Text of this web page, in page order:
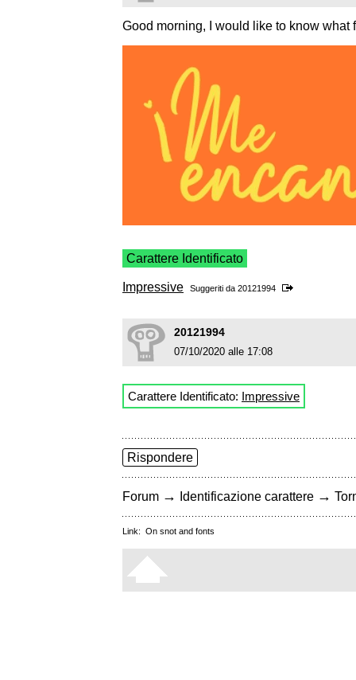
Good morning, I would like to know
Carattere Identificato
Impressive Suggeriti da 20121994
20121994
07/10/2020 alle 17:08
Carattere Identificato: Impressive
Rispondere
Forum → Identificazione carattere →
Link: On snot and fonts